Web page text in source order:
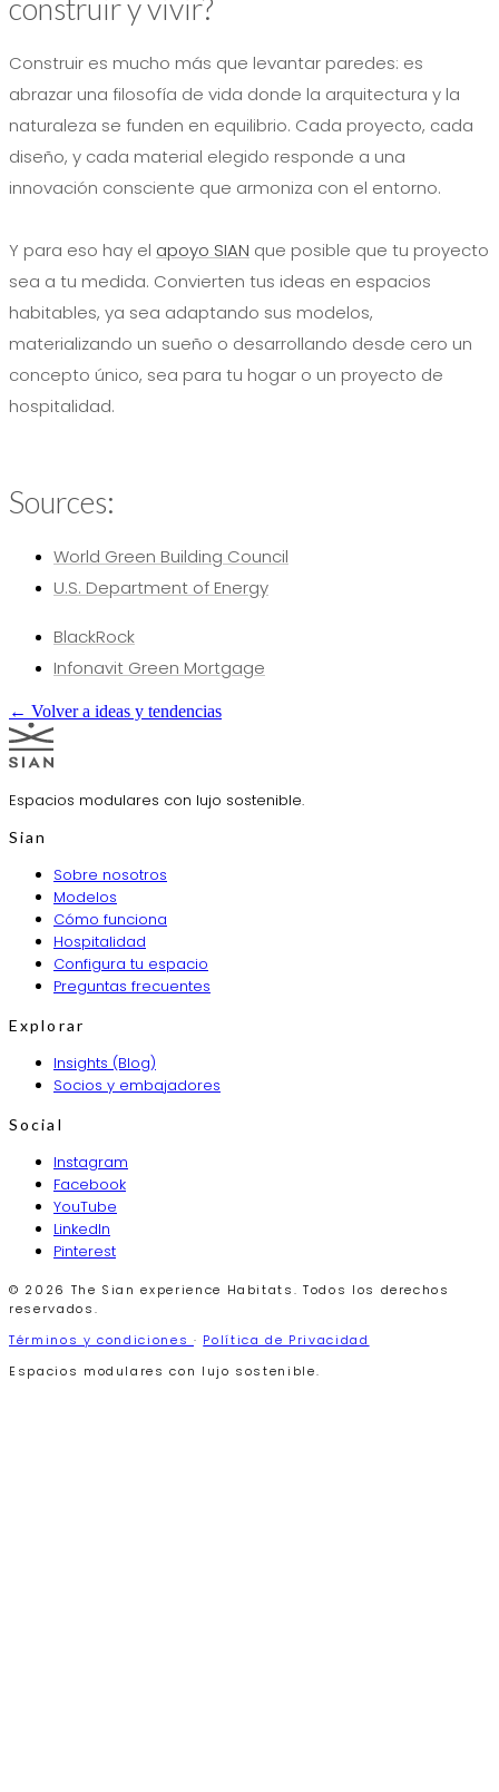
construir y vivir?
Construir es mucho más que levantar paredes: es
abrazar una filosofía de vida donde la arquitectura y la
naturaleza se funden en equilibrio. Cada proyecto, cada
diseño, y cada material elegido responde a una
innovación consciente que armoniza con el entorno.
Y para eso hay el apoyo SIAN que posible que tu proyecto
sea a tu medida. Convierten tus ideas en espacios
habitables, ya sea adaptando sus modelos,
materializando un sueño o desarrollando desde cero un
concepto único, sea para tu hogar o un proyecto de
hospitalidad.
Sources:
World Green Building Council
U.S. Department of Energy
BlackRock
Infonavit Green Mortgage
← Volver a ideas y tendencias
Espacios modulares con lujo sostenible.
Sian
Sobre nosotros
Modelos
Cómo funciona
Hospitalidad
Configura tu espacio
Preguntas frecuentes
Explorar
Insights (Blog)
Socios y embajadores
Social
Instagram
Facebook
YouTube
LinkedIn
Pinterest
© 2026 The Sian experience Habitats. Todos los derechos
reservados.
Términos y condiciones · Política de Privacidad
Espacios modulares con lujo sostenible.